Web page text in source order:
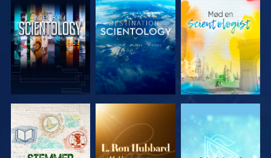
UDFORSK
SERIEN
UDFORSK
SERIEN
UDFORSK
SERIEN